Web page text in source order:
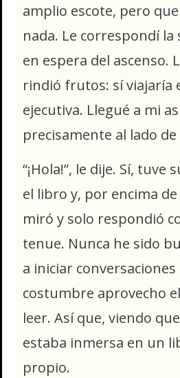
amplio escote, pero
nada. Le correspondí la
en espera del ascenso.
rindió frutos: sí viajaría
ejecutiva. Llegué a mi
precisamente al lado de
“¡Hola!”, le dije. Sí, tuve
el libro y, por encima
miró y solo respondió
tenue. Nunca he sido
a iniciar
costumbre aprovecho
leer. Así que, viendo
estaba inmersa en un
propio.